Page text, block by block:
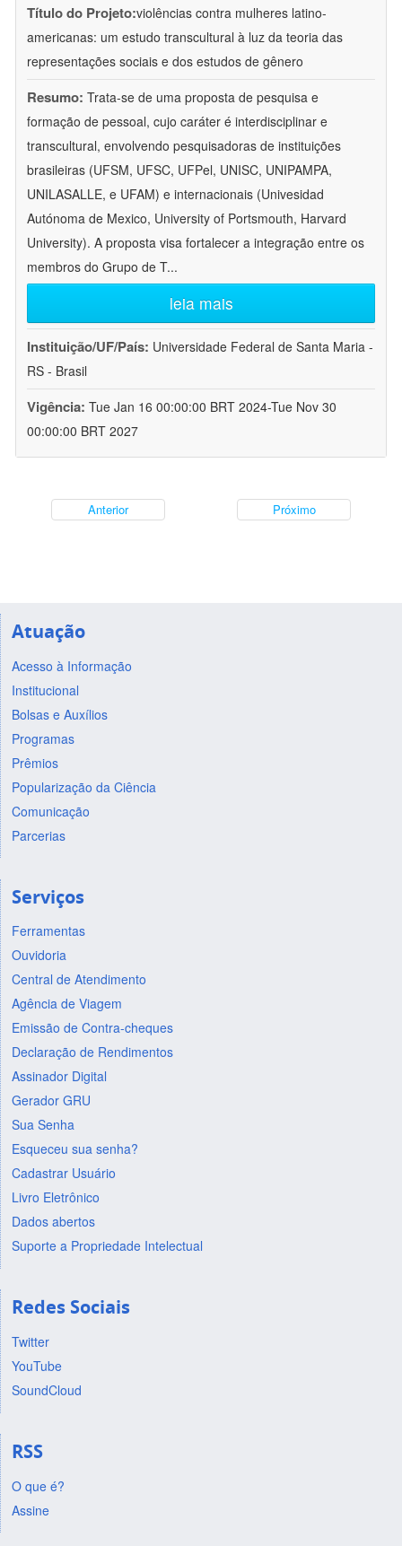
Título do Projeto:violências contra mulheres latino-
americanas: um estudo transcultural à luz da teoria das
representações sociais e dos estudos de gênero
Resumo: Trata-se de uma proposta de pesquisa e
formação de pessoal, cujo caráter é interdisciplinar e
transcultural, envolvendo pesquisadoras de instituições
brasileiras (UFSM, UFSC, UFPel, UNISC, UNIPAMPA,
UNILASALLE, e UFAM) e internacionais (Univesidad
Autónoma de Mexico, University of Portsmouth, Harvard
University). A proposta visa fortalecer a integração entre os
membros do Grupo de T...
leia mais
Instituição/UF/País: Universidade Federal de Santa Maria -
RS - Brasil
Vigência: Tue Jan 16 00:00:00 BRT 2024-Tue Nov 30
00:00:00 BRT 2027
Anterior Próximo
Atuação
Acesso à Informação
Institucional
Bolsas e Auxílios
Programas
Prêmios
Popularização da Ciência
Comunicação
Parcerias
Serviços
Ferramentas
Ouvidoria
Central de Atendimento
Agência de Viagem
Emissão de Contra-cheques
Declaração de Rendimentos
Assinador Digital
Gerador GRU
Sua Senha
Esqueceu sua senha?
Cadastrar Usuário
Livro Eletrônico
Dados abertos
Suporte a Propriedade Intelectual
Redes Sociais
Twitter
YouTube
SoundCloud
RSS
O que é?
Assine